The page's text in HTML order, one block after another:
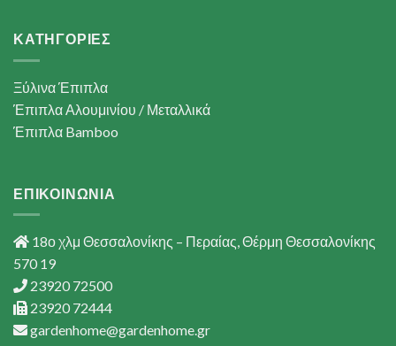
ΚΑΤΗΓΟΡΙΕΣ
Ξύλινα Έπιπλα
Έπιπλα Αλουμινίου / Μεταλλικά
Έπιπλα Bamboo
ΕΠΙΚΟΙΝΩΝΙΑ
18ο χλμ Θεσσαλονίκης – Περαίας, Θέρμη Θεσσαλονίκης
570 19
23920 72500
23920 72444
gardenhome@gardenhome.gr